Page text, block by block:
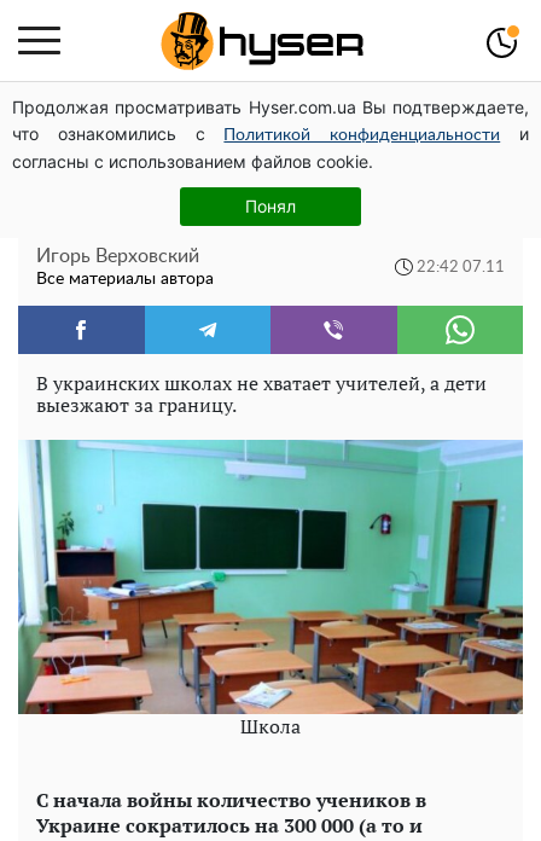
Продолжая просматривать Hyser.com.ua Вы подтверждаете,
что ознакомились с
Политикой конфиденциальности
и
согласны с использованием файлов cookie.
Понял
Полностью голая Анна Тринчер блеснула
"прелестями": таких размеров вы еще не видели
На грани катастрофы: в школах
сложилась тревожная ситуация
Игорь Верховский
Все материалы автора
22:42 07.11
В украинских школах не хватает учителей, а дети
выезжают за границу.
Школа
С начала войны количество учеников в
Украине сократилось на 300 000 (а то и